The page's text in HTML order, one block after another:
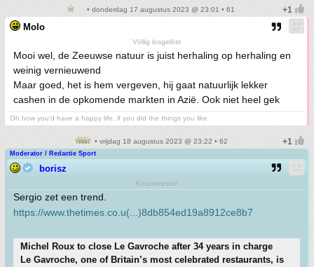
• donderdag 17 augustus 2023 @ 23:01 • 61
Molo
Völlig losgelöst
Mooi wel, de Zeeuwse natuur is juist herhaling op herhaling en
weinig vernieuwend
Maar goed, het is hem vergeven, hij gaat natuurlijk lekker
cashen in de opkomende markten in Azië. Ook niet heel gek
Oh how you'd have a happy life, if you did the things you like
• vrijdag 18 augustus 2023 @ 23:22 • 62
Moderator / Redactie Sport
borisz
Keurmeester
Sergio zet een trend.
https://www.thetimes.co.u(...)8db854ed19a8912ce8b7
Michel Roux to close Le Gavroche after 34 years in charge
Le Gavroche, one of Britain’s most celebrated restaurants, is